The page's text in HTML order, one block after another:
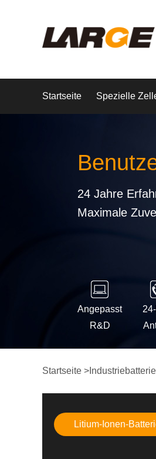
Startseite Spezielle
24 Jahre
Maximale
Angepasst
R&D
Startseite > Industriebatterie
Litium-Ionen-